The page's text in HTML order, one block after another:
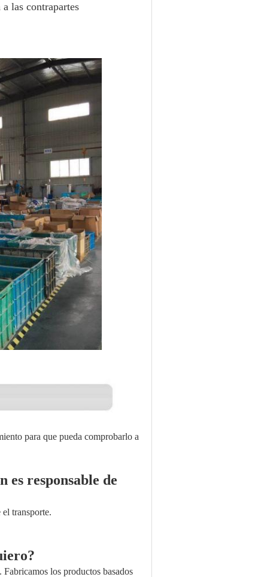
las contrapartes
para que pueda comprobarlo a
es responsable de
transporte.
los productos basados